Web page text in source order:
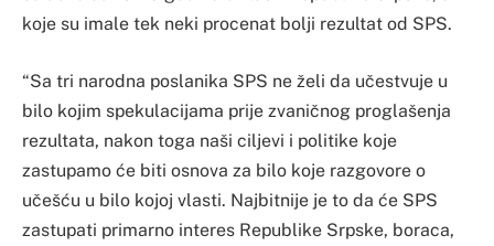
koje su imale tek neki procenat bolji rezultat od SPS.
“Sa tri narodna poslanika SPS ne želi da učestvuje u
bilo kojim spekulacijama prije zvaničnog proglašenja
rezultata, nakon toga naši ciljevi i politike koje
zastupamo će biti osnova za bilo koje razgovore o
učešću u bilo kojoj vlasti. Najbitnije je to da će SPS
zastupati primarno interes Republike Srpske, boraca,